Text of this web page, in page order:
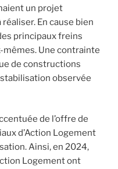
un projet
En cause bien
principaux freins
mêmes. Une contrainte
de constructions
observée
de l’offre de
d’Action Logement
Ainsi, en 2024,
Logement ont